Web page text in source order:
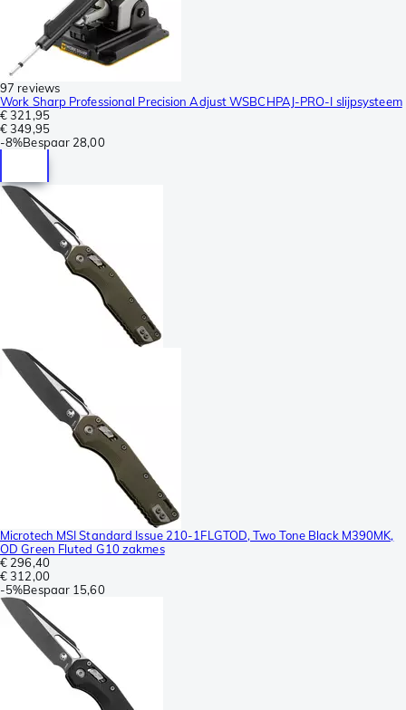
97 reviews
Work Sharp Professional Precision Adjust WSBCHPAJ-PRO-I slijpsysteem
€ 321,95
€ 349,95
-8%Bespaar 28,00
Microtech MSI Standard Issue 210-1FLGTOD, Two Tone Black M390MK,
OD Green Fluted G10 zakmes
€ 296,40
€ 312,00
-5%Bespaar 15,60